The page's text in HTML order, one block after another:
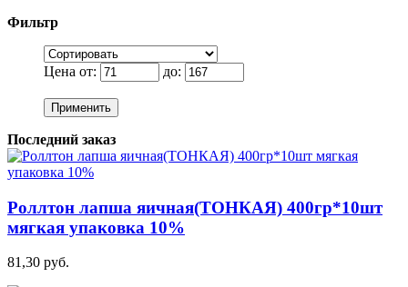
Фильтр
Цена от: до:
Применить
Последний заказ
Роллтон лапша яичная(ТОНКАЯ) 400гр*10шт
мягкая упаковка 10%
81,30 руб.